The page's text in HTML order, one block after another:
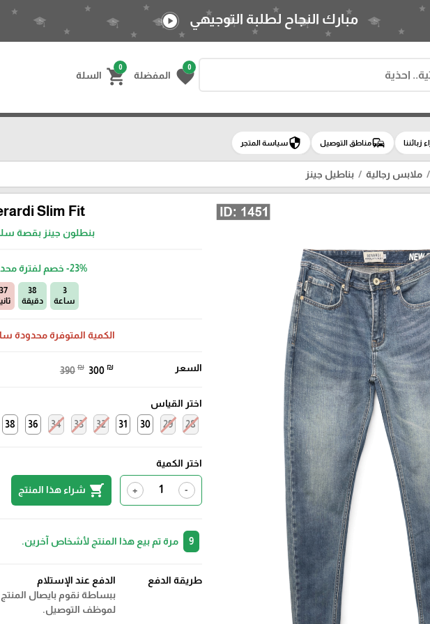
0
favorite المفضلة
0
shopping_cart السلة
مبارك النجاح لطلبة التوجيهي play_circle
زبائننا commuteمناطق التوصيل securityسياسة المتجر
ملابس رجالية بناطيل جينز
Slim Fit
بنطلون جينز بقصة
-23%خصم لفترة
3
ساعة
38
دقيقة
35
الكمية المتوفرة محدودة
السعر 390 ₪ 300 ₪
اختر القياس
28
29
30
31
32
33
34
36
38
اختر الكمية
-
+
shopping_cart شراء هذا المنتج
9 مرة تم بيع هذا المنتج لأشخاص آخرين.
طريقة الدفع
الدفع عند الإستلام
ببساطة نقوم بايصال
لموظف التوصيل.